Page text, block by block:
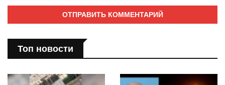
Топ новости